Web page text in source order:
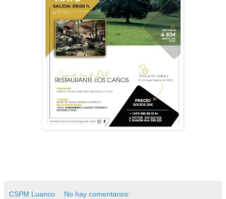
CSPM Luanco No hay comentarios: